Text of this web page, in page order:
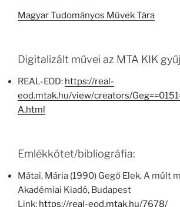
Magyar Tudományos Művek Tára
Digitalizált művei az MTA KIK
REAL-EOD: https://real-
eod.mtak.hu/view/creators/
A.html
Emlékkötet/bibliográfia:
Mátai, Mária (1990) Gegő Elek. A múlt
Akadémiai Kiadó, Budapest
Link: https://real-eod.mtak.hu/7678/